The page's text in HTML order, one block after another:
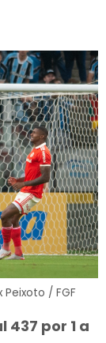
/ FGF
por 1 a